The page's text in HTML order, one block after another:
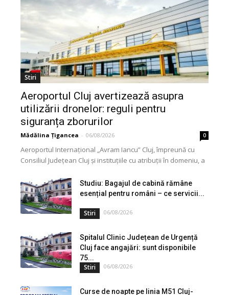
Stiri
Aeroportul Cluj avertizează asupra
utilizării dronelor: reguli pentru
siguranța zborurilor
Mădălina Țigancea - 06/08/2026 0
Aeroportul Internațional „Avram Iancu” Cluj, împreună cu
Consiliul Județean Cluj și instituțiile cu atribuții în domeniu, a
Studiu: Bagajul de cabină rămâne
esențial pentru români – ce servicii...
Stiri 06/08/2026
Spitalul Clinic Județean de Urgență
Cluj face angajări: sunt disponibile
75...
Stiri 06/08/2026
Curse de noapte pe linia M51 Cluj-